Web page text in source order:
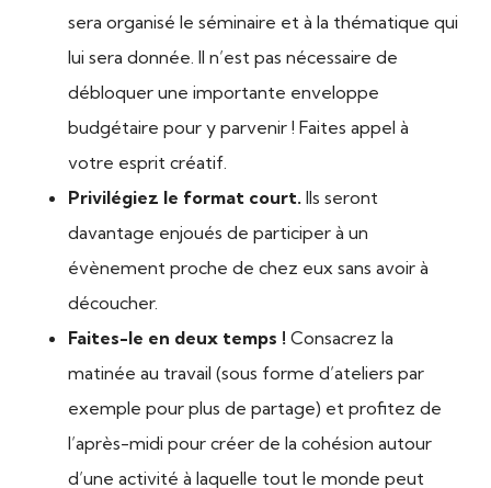
sera organisé le séminaire et à la thématique qui
lui sera donnée. Il n’est pas nécessaire de
débloquer une importante enveloppe
budgétaire pour y parvenir ! Faites appel à
votre esprit créatif.
Privilégiez le format court. Ils seront
davantage enjoués de participer à un
évènement proche de chez eux sans avoir à
découcher.
Faites-le en deux temps ! Consacrez la
matinée au travail (sous forme d’ateliers par
exemple pour plus de partage) et profitez de
l’après-midi pour créer de la cohésion autour
d’une activité à laquelle tout le monde peut